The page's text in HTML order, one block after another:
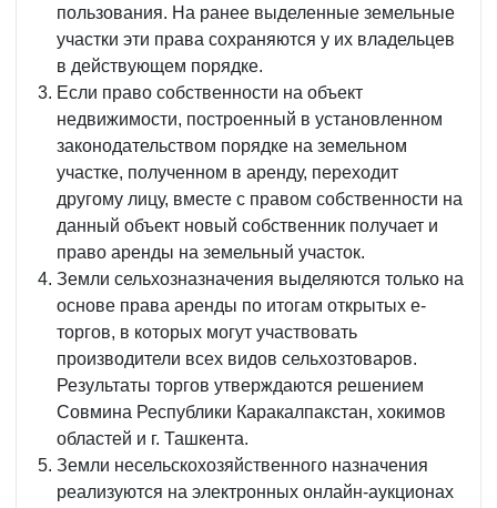
пользования. На ранее выделенные земельные
участки эти права сохраняются у их владельцев
в действующем порядке.
Если право собственности на объект
недвижимости, построенный в установленном
законодательством порядке на земельном
участке, полученном в аренду, переходит
другому лицу, вместе с правом собственности на
данный объект новый собственник получает и
право аренды на земельный участок.
Земли сельхозназначения выделяются только на
основе права аренды по итогам открытых е-
торгов, в которых могут участвовать
производители всех видов сельхозтоваров.
Результаты торгов утверждаются решением
Совмина Республики Каракалпакстан, хокимов
областей и г. Ташкента.
Земли несельскохозяйственного назначения
реализуются на электронных онлайн-аукционах